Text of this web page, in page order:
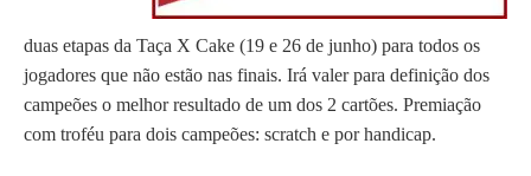
duas etapas da Taça X Cake (19 e 26 de junho) para todos os
jogadores que não estão nas finais. Irá valer para definição dos
campeões o melhor resultado de um dos 2 cartões. Premiação
com troféu para dois campeões: scratch e por handicap.